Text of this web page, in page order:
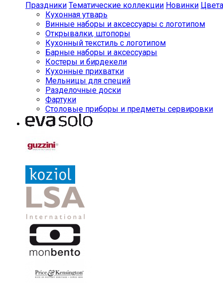
Праздники Тематические коллекции Новинки Цвета
Кухонная утварь
Винные наборы и аксессуары с логотипом
Открывалки, штопоры
Кухонный текстиль с логотипом
Барные наборы и аксессуары
Костеры и бирдекели
Кухонные прихватки
Мельницы для специй
Разделочные доски
Фартуки
Столовые приборы и предметы сервировки